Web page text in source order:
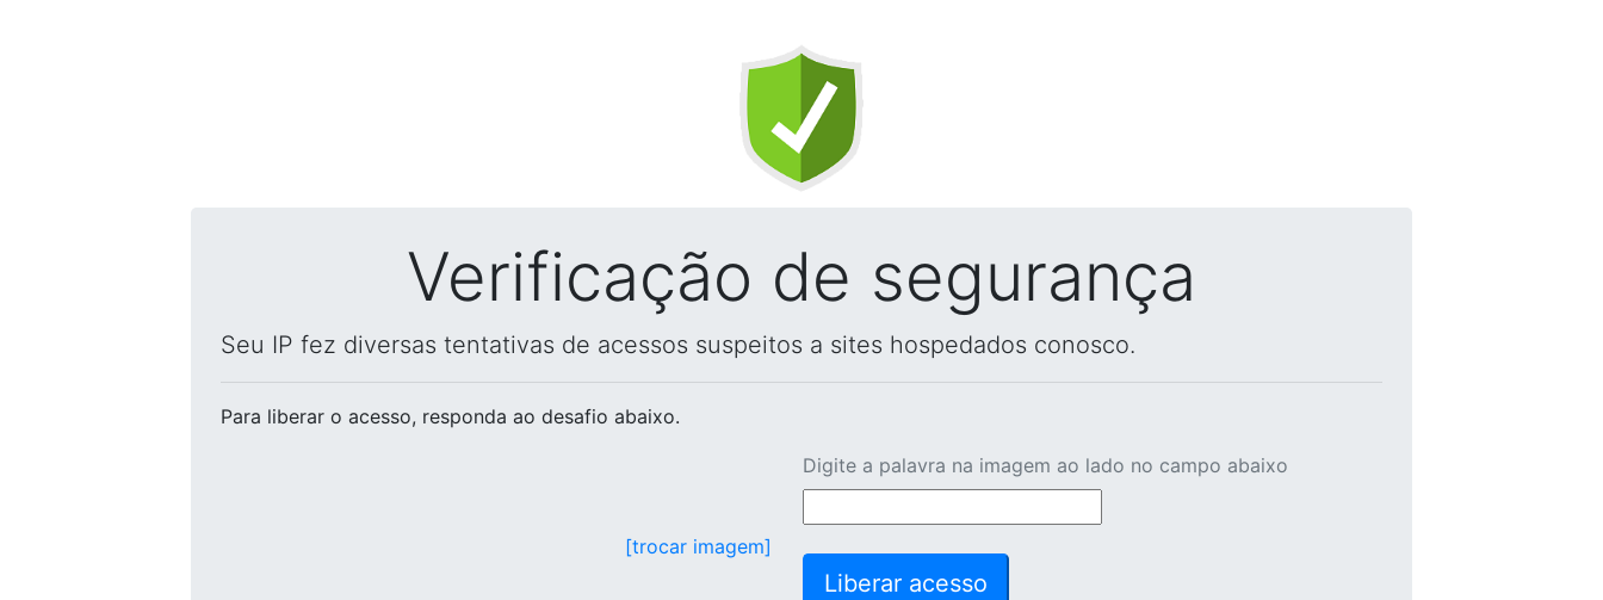
Verificação de segurança
Seu IP fez diversas tentativas de acessos suspeitos a sites hospedados conosco.
Para liberar o acesso, responda ao desafio abaixo.
[trocar imagem]
Digite a palavra na imagem ao lado no campo abaixo